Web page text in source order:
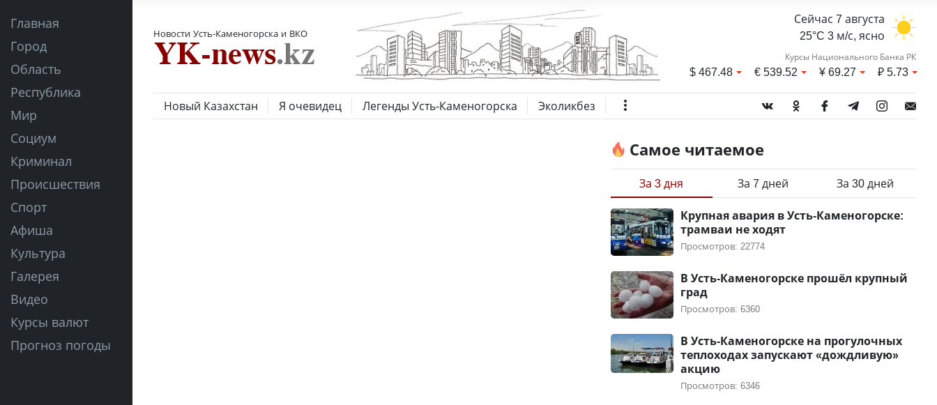
Главная
Город
Область
Республика
Мир
Социум
Криминал
Происшествия
Спорт
Афиша
Культура
Галерея
Видео
Курсы валют
Прогноз погоды
Новости Усть-Каменогорска и ВКО
Сейчас 7 августа
25°C 3 м/с, ясно
Курсы Национального Банка РК
$467.48 €539.52 ¥69.27 ₽5.73
Новый Казахстан Я очевидец Легенды Усть-Каменогорска Эколикбез
Самое читаемое
За 3 дня За 7 дней За 30 дней
Крупная авария в Усть-Каменогорске:
трамваи не ходят
Просмотров: 22774
В Усть-Каменогорске прошёл крупный
град
Просмотров: 6360
В Усть-Каменогорске на прогулочных
теплоходах запускают «дождливую»
акцию
Просмотров: 6346